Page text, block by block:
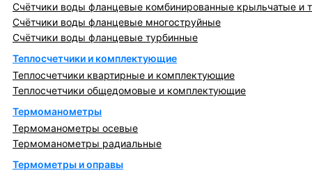
Счётчики воды фланцевые комбинированные крыльчатые и
Счётчики воды фланцевые многоструйные
Счётчики воды фланцевые турбинные
Теплосчетчики и комплектующие
Теплосчетчики квартирные и комплектующие
Теплосчетчики общедомовые и комплектующие
Термоманометры
Термоманометры осевые
Термоманометры радиальные
Термометры и оправы